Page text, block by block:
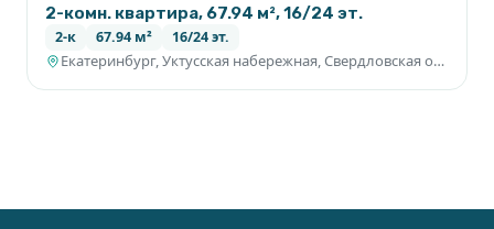
2-комн. квартира, 67.94 м², 16/24 эт.
2-к 67.94 м² 16/24 эт.
Екатеринбург, Уктусская набережная, Свердловская область